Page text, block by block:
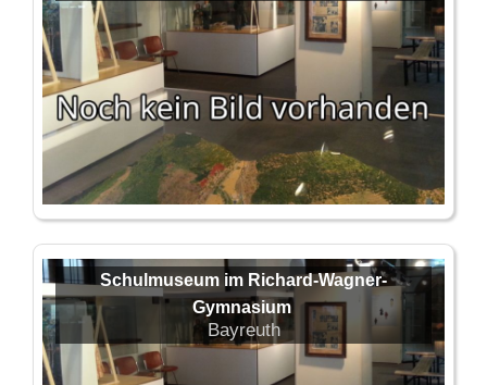
Schulmuseum im Richard-Wagner-
Gymnasium
Bayreuth